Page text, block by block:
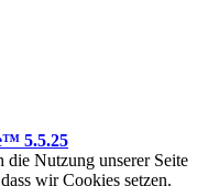
5.5.25
Nutzung unserer Seite
wir Cookies setzen.